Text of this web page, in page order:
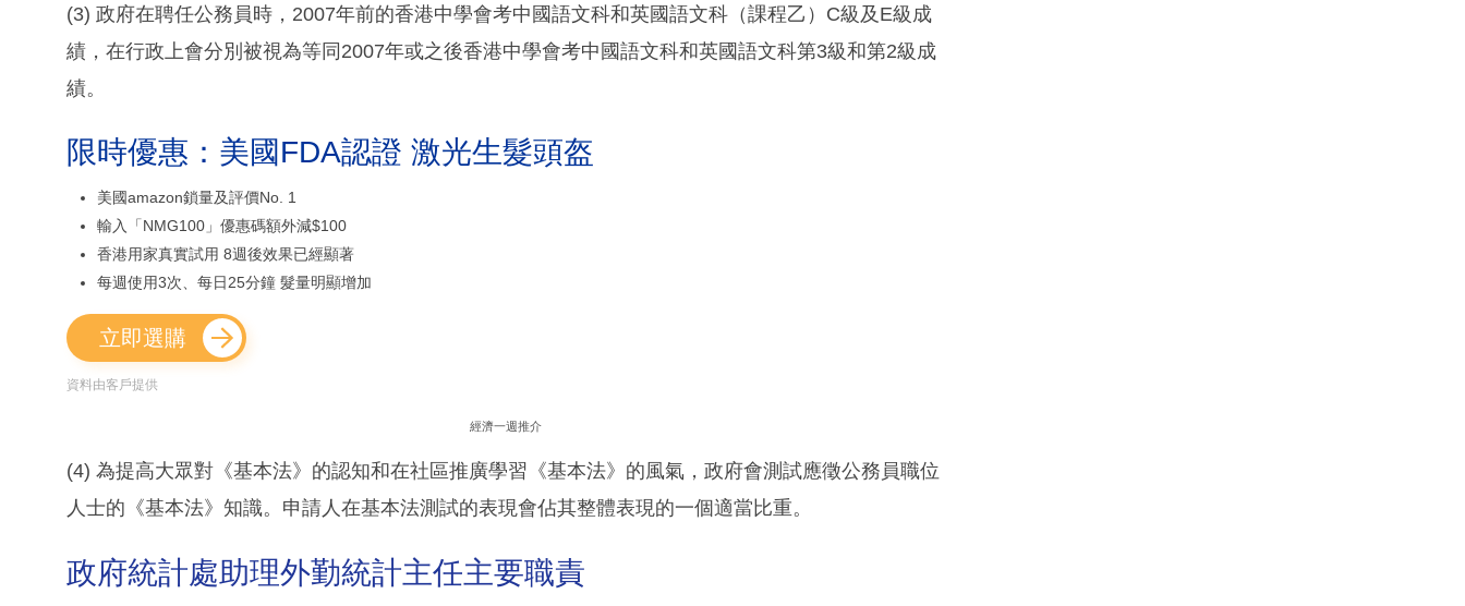
(3) 政府在聘任公務員時，2007年前的香港中學會考中國語文科和英國語文科（課程乙）C級及E級成
績，在行政上會分別被視為等同2007年或之後香港中學會考中國語文科和英國語文科第3級和第2級成
績。
限時優惠：美國FDA認證 激光生髮頭盔
美國amazon鎖量及評價No. 1
輸入「NMG100」優惠碼額外減$100
香港用家真實試用 8週後效果已經顯著
每週使用3次、每日25分鐘 髮量明顯增加
立即選購
資料由客戶提供
經濟一週推介
(4) 為提高大眾對《基本法》的認知和在社區推廣學習《基本法》的風氣，政府會測試應徵公務員職位
人士的《基本法》知識。申請人在基本法測試的表現會佔其整體表現的一個適當比重。
政府統計處助理外勤統計主任主要職責